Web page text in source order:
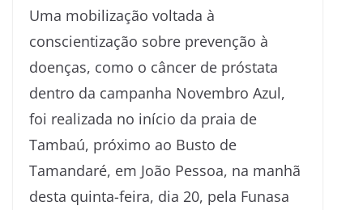
Uma mobilização voltada à
conscientização sobre prevenção à
doenças, como o câncer de próstata
dentro da campanha Novembro Azul,
foi realizada no início da praia de
Tambaú, próximo ao Busto de
Tamandaré, em João Pessoa, na manhã
desta quinta-feira, dia 20, pela Funasa